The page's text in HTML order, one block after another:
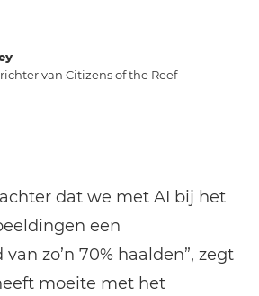
van Citizens of the Reef
dat we met AI bij het
een
zo’n 70% haalden”, zegt
moeite met het